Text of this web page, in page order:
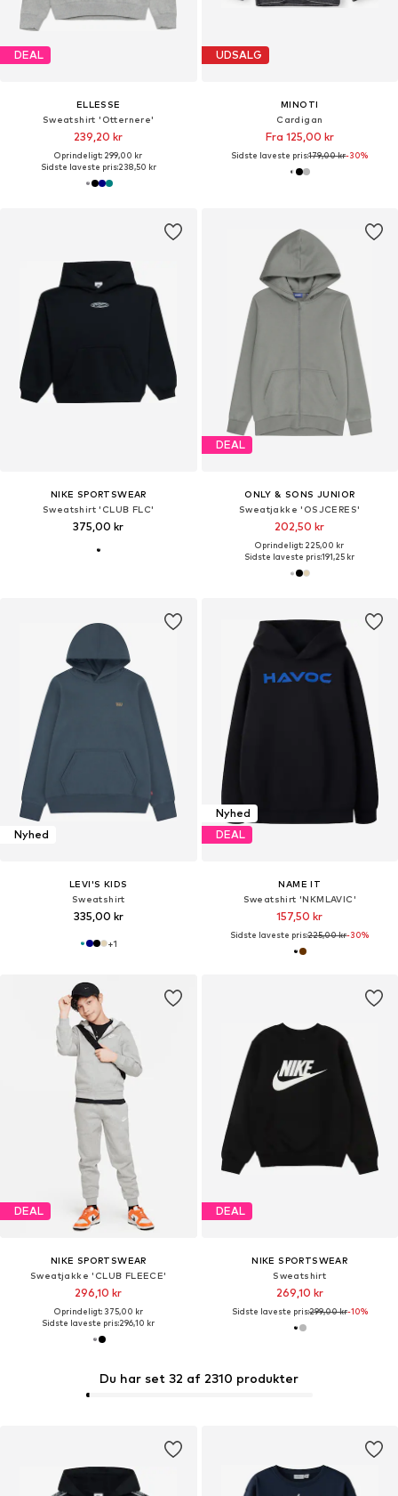
DEAL
ELLESSE
Sweatshirt 'Otternere'
239,20 kr
Oprindeligt: 299,00 kr
Sidste laveste pris:238,50 kr
UDSALG
MINOTI
Cardigan
Fra 125,00 kr
Sidste laveste pris:179,00 kr-30%
NIKE SPORTSWEAR
Sweatshirt 'CLUB FLC'
375,00 kr
DEAL
ONLY & SONS JUNIOR
Sweatjakke 'OSJCERES'
202,50 kr
Oprindeligt: 225,00 kr
Sidste laveste pris:191,25 kr
Nyhed
LEVI'S KIDS
Sweatshirt
335,00 kr
+1
Nyhed
DEAL
NAME IT
Sweatshirt 'NKMLAVIC'
157,50 kr
Sidste laveste pris:225,00 kr-30%
DEAL
NIKE SPORTSWEAR
Sweatjakke 'CLUB FLEECE'
296,10 kr
Oprindeligt: 375,00 kr
Sidste laveste pris:296,10 kr
DEAL
NIKE SPORTSWEAR
Sweatshirt
269,10 kr
Sidste laveste pris:299,00 kr-10%
Du har set 32 af 2310 produkter